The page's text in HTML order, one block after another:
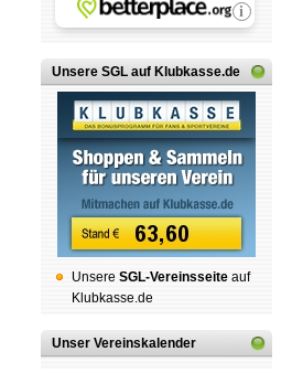
Unsere SGL auf Klubkasse.de
Unsere SGL-Ver­eins­sei­te auf
Klubkasse.de
Unser Vereinskalender